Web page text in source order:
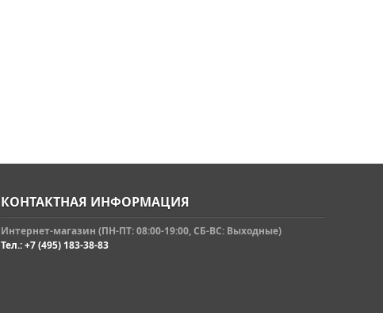
КОНТАКТНАЯ ИНФОРМАЦИЯ
Интернет-магазин (ПН-ПТ: 08:00-19:00, СБ-ВС: Выходные)
Тел.: +7 (495) 183-38-83